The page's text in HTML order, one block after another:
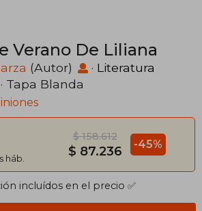
Verano De Liliana
(Autor) · Literatura
· Tapa Blanda
háb.
$ 158.612
$ 87.236 -45%
incluídos en el precio ✅